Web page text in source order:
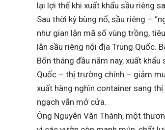
lại lợi thế khi xuất khẩu sầu riêng
Sau thời kỳ bùng nổ, sầu riêng –
như gian lận mã số vùng trồng,
lẫn sầu riêng nội địa Trung Quốc.
Bốn tháng đầu năm nay, xuất
Quốc – thị trường chính – giảm
xuất hàng nghìn container sang
ngạch vẫn mở cửa.
Ông Nguyễn Văn Thành, một